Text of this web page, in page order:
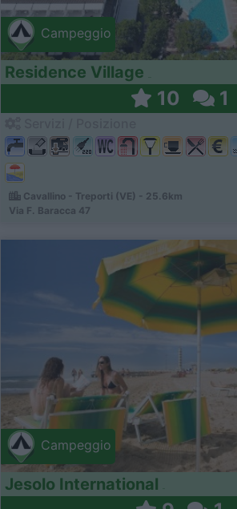
Campeggio
Residence Village
10 1
Cavallino - Treporti (VE) - 25.6km
Via F. Baracca 47
Campeggio
Jesolo International